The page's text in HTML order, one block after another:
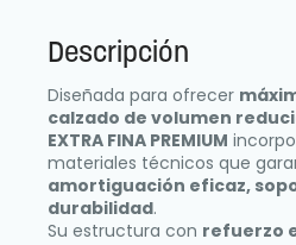
Descripción
Diseñada para ofrecer
calzado de volumen
EXTRA FINA PREMIUM
materiales técnicos que
amortiguación eficaz,
durabilidad.
Su estructura con refuerzo